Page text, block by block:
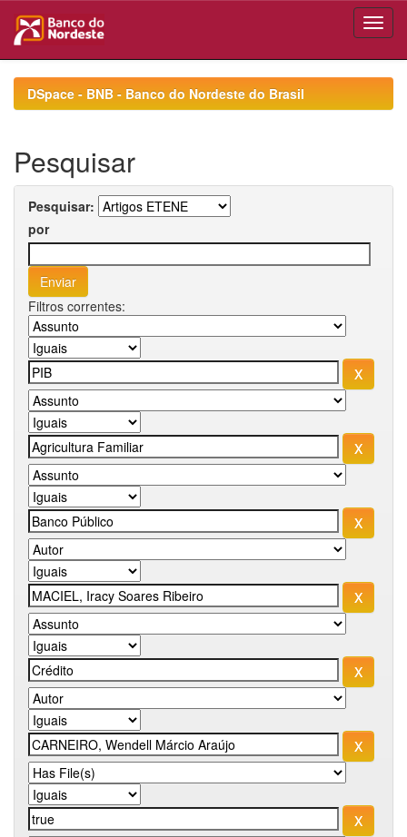
navigationDSpace - BNB - Banco do Nordeste do Brasil
Pesquisar
Pesquisar:
por
Filtros correntes: